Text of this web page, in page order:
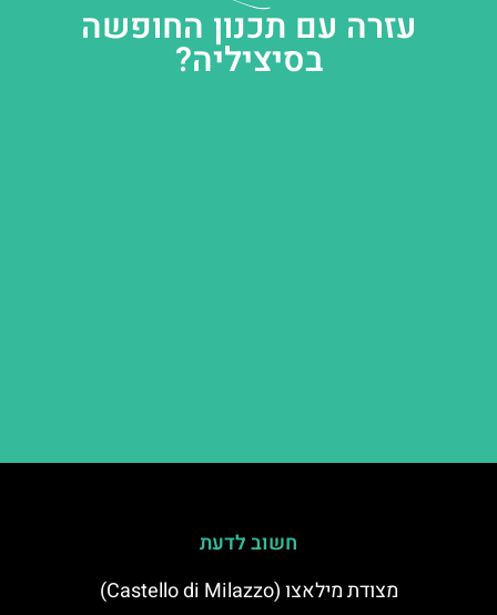
עזרה עם תכנון החופשה
בסיציליה?
חשוב לדעת
מצודת מילאצו (Castello di Milazzo)